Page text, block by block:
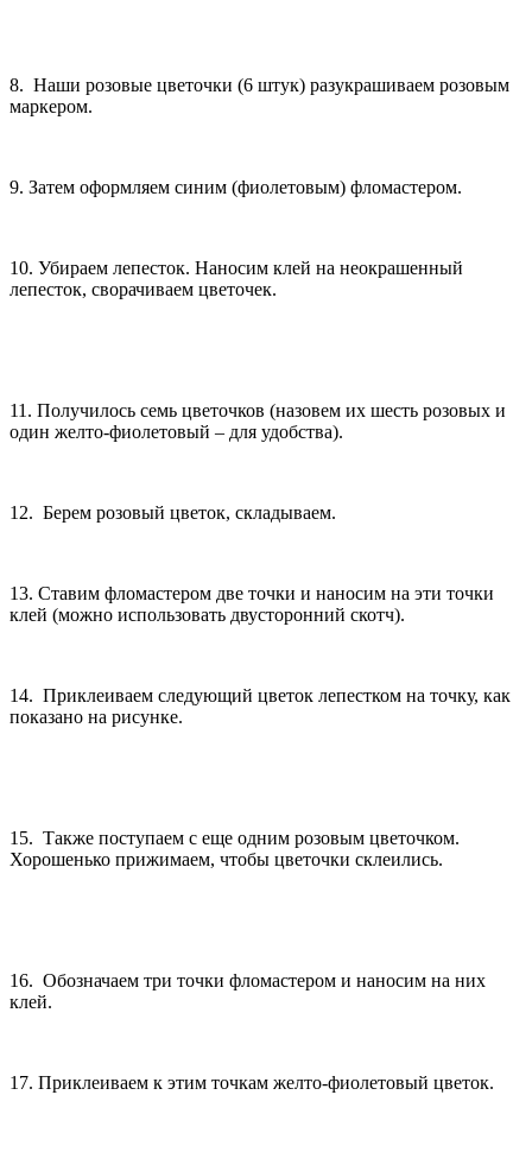
8. Наши розовые цветочки (6 штук) разукрашиваем розовым
маркером.
9. Затем оформляем синим (фиолетовым) фломастером.
10. Убираем лепесток. Наносим клей на неокрашенный
лепесток, сворачиваем цветочек.
11. Получилось семь цветочков (назовем их шесть розовых и
один желто-фиолетовый – для удобства).
12. Берем розовый цветок, складываем.
13. Ставим фломастером две точки и наносим на эти точки
клей (можно использовать двусторонний скотч).
14. Приклеиваем следующий цветок лепестком на точку, как
показано на рисунке.
15. Также поступаем с еще одним розовым цветочком.
Хорошенько прижимаем, чтобы цветочки склеились.
16. Обозначаем три точки фломастером и наносим на них
клей.
17. Приклеиваем к этим точкам желто-фиолетовый цветок.